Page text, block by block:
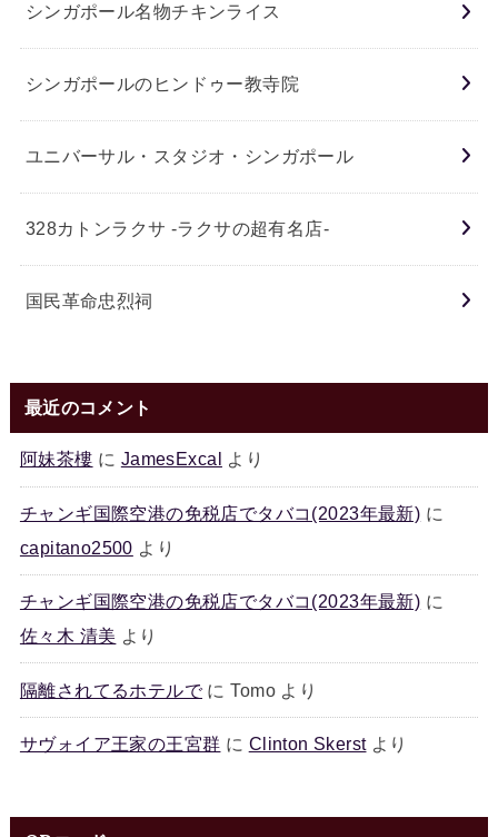
シンガポール名物チキンライス
シンガポールのヒンドゥー教寺院
ユニバーサル・スタジオ・シンガポール
328カトンラクサ -ラクサの超有名店-
国民革命忠烈祠
最近のコメント
阿妹茶樓 に JamesExcal より
チャンギ国際空港の免税店でタバコ(2023年最新) に
capitano2500 より
チャンギ国際空港の免税店でタバコ(2023年最新) に
佐々木 清美 より
隔離されてるホテルでにTomoより
サヴォイア王家の王宮群 に Clinton Skerstより